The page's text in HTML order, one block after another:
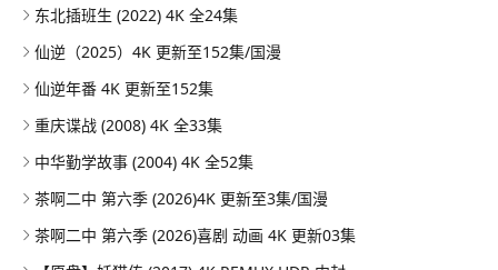
东北插班生 (2022) 4K 全24集
仙逆（2025）4K 更新至152集/国漫
仙逆年番 4K 更新至152集
重庆谍战 (2008) 4K 全33集
中华勤学故事 (2004) 4K 全52集
茶啊二中 第六季 (2026)4K 更新至3集/国漫
茶啊二中 第六季 (2026)喜剧 动画 4K 更新03集